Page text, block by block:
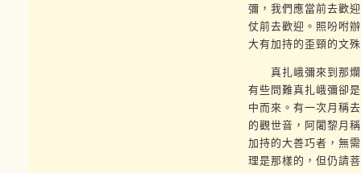
彌，我們應當前去歡
仗前去歡迎。照吩咐
大有加持的歪頸的文
真扎峨彌來到那爛
有些問難真扎峨彌卻
中而來。有一次月稱
的觀世音，阿闍黎月
加持的大善巧者，無
理是那樣的，但仍請